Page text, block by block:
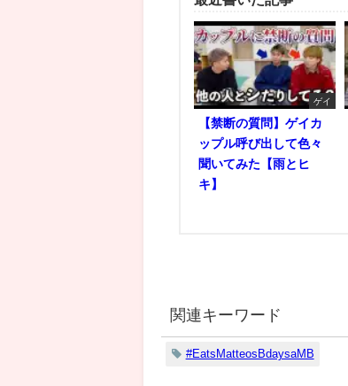
ゲイ
【禁断の質問】ゲイカ
ップル呼び出して色々
聞いてみた【雨とヒ
キ】
関連キーワード
#EatsMatteosBdaysaMB